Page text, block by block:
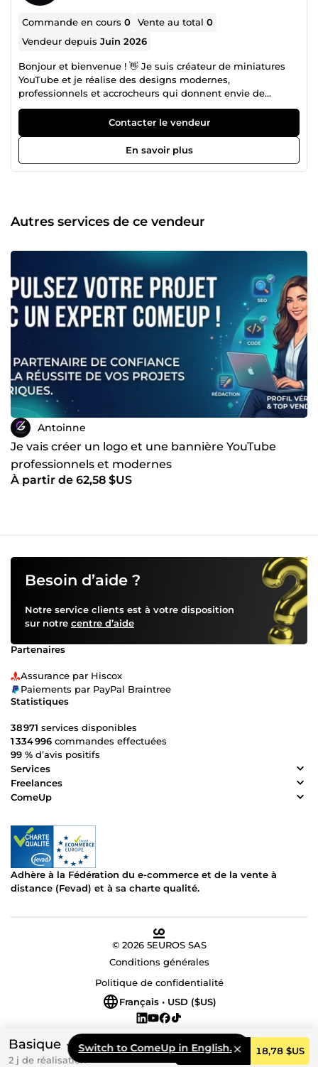
Basique
2 j de réalisation
Commander 18,78 $US
Commande en cours0 Vente au total0
Vendeur depuisJuin 2026
Bonjour et bienvenue ! 👋 Je suis créateur de miniatures
YouTube et je réalise des designs modernes,
professionnels et accrocheurs qui donnent envie de
cliquer. Mon objectif est de créer des miniatures qui
attirent l'attention tout en restant adaptées à votre
contenu et à votre identité visuelle. Ce que je vous propose
: 🎨 Miniatures YouTube professionnelles ⚡ Design
moderne et impactant 📱 Optimisées pour tous les écrans
Contacter le vendeur
En savoir plus
Autres services de ce vendeur
Antoinne
Je vais créer un logo et une bannière YouTube
professionnels et modernes
À partir de 62,58 $US
Switch to ComeUp in English.
Besoin d’aide ?
Notre service clients est à votre disposition
sur notre centre d’aide
Partenaires
Assurance par Hiscox
Paiements par PayPal Braintree
Statistiques
38 971 services disponibles
1 334 996 commandes effectuées
99 % d’avis positifs
Services
Freelances
ComeUp
Adhère à la Fédération du e-commerce et de la vente à
distance (Fevad) et à sa charte qualité.
© 2026 5EUROS SAS
Conditions générales
Politique de confidentialité
Français • USD ($US)